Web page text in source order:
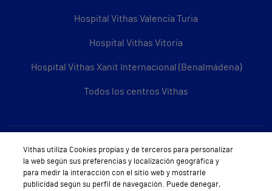
Hospital Vithas Valencia Turia
Hospital Vithas Vitoria
Hospital Vithas Xanit Internacional (Benalmádena)
Todos los centros Vithas
Sobre Vithas
Quiénes somos
Vithas utiliza Cookies propias y de terceros para personalizar
la web según sus preferencias y localización geográfica y
para medir la interacción con el sitio web y mostrarle
publicidad según su perfil de navegación. Puede denegar,